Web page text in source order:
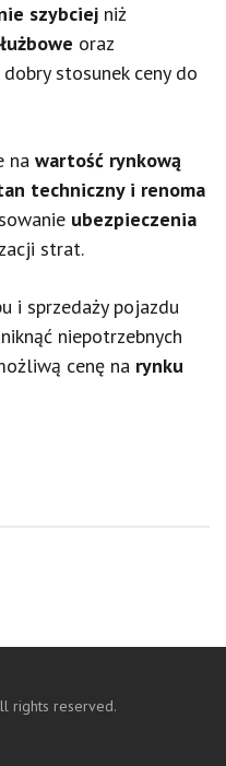
szybciej niż
oraz
stosunek ceny do
na wartość rynkową
techniczny i renoma
ubezpieczenia
strat.
i sprzedaży pojazdu
niepotrzebnych
cenę na rynku
rights reserved.